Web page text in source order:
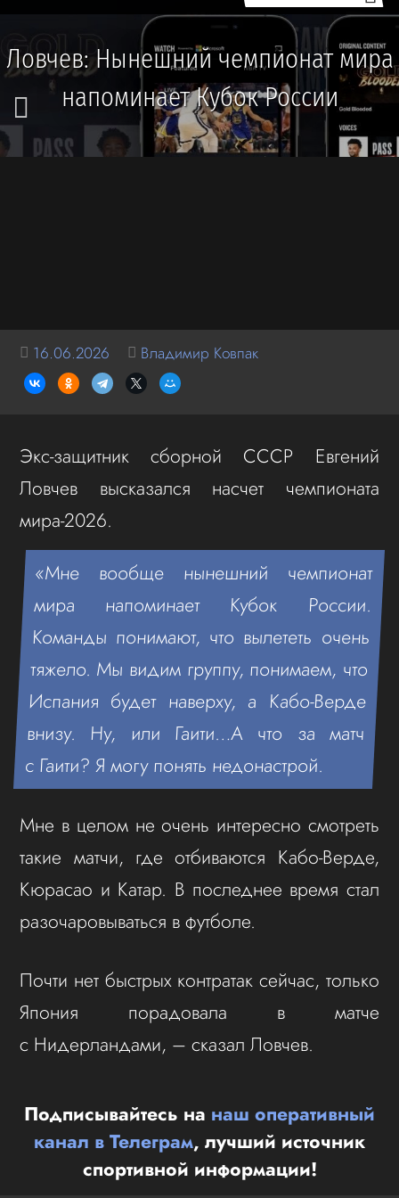
Ловчев: Нынешний чемпионат мира
напоминает Кубок России
16.06.2026 Владимир Ковпак
Экс-защитник сборной СССР Евгений
Ловчев высказался насчет чемпионата
мира-2026.
«Мне вообще нынешний чемпионат
мира напоминает Кубок России.
Команды понимают, что вылететь очень
тяжело. Мы видим группу, понимаем, что
Испания будет наверху, а Кабо‑Верде
внизу. Ну, или Гаити…А что за матч
с Гаити? Я могу понять недонастрой.
Мне в целом не очень интересно смотреть
такие матчи, где отбиваются Кабо‑Верде,
Кюрасао и Катар. В последнее время стал
разочаровываться в футболе.
Почти нет быстрых контратак сейчас, только
Япония порадовала в матче
с Нидерландами, – сказал Ловчев.
Подписывайтесь на наш оперативный
канал в Телеграм, лучший источник
спортивной информации!